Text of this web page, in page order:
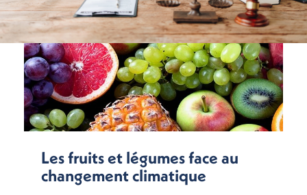
Les fruits et légumes face au
changement climatique